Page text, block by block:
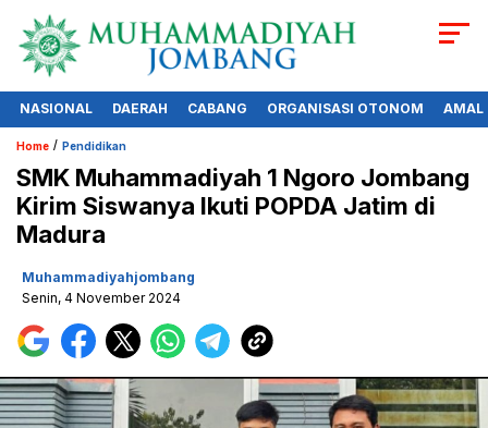
NASIONAL DAERAH CABANG ORGANISASI OTONOM AMAL
Home / Pendidikan
SMK Muhammadiyah 1 Ngoro Jombang
Kirim Siswanya Ikuti POPDA Jatim di
Madura
Muhammadiyahjombang
Senin, 4 November 2024